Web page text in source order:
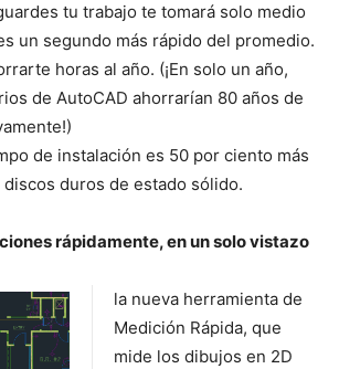
tu trabajo te tomará solo medio
un segundo más rápido del promedio.
horas al año. (¡En solo un año,
de AutoCAD ahorrarían 80 años de
de instalación es 50 por ciento más
duros de estado sólido.
rápidamente, en un solo vistazo
la nueva herramienta de
Medición Rápida, que
mide los dibujos en 2D